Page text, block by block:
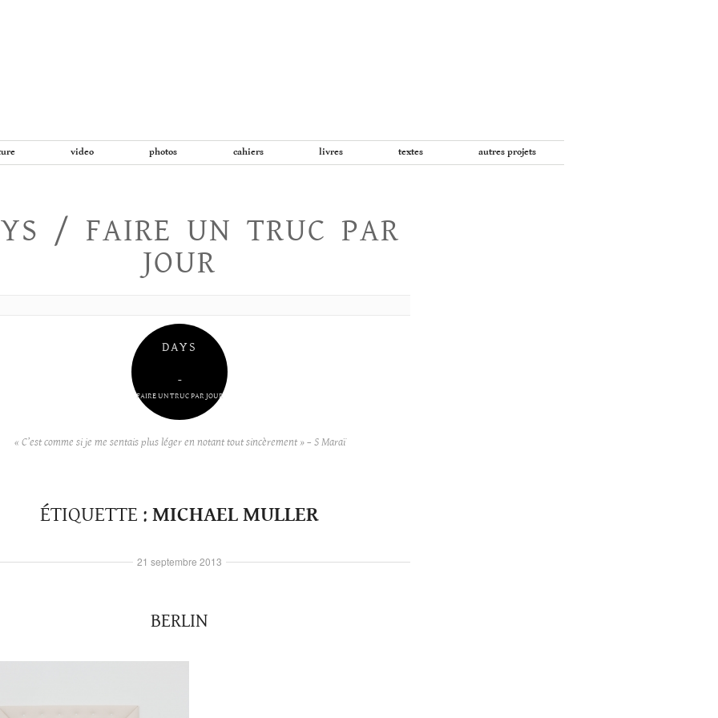
video photos cahiers livres textes autres projets
/ FAIRE UN TRUC PAR
JOUR
DAYS
–
FAIRE UN TRUC PAR JOUR
« C’est comme si je me sentais plus léger en notant tout sincèrement » – S Maraï
ÉTIQUETTE : MICHAEL MULLER
BERLIN
21 septembre 2013